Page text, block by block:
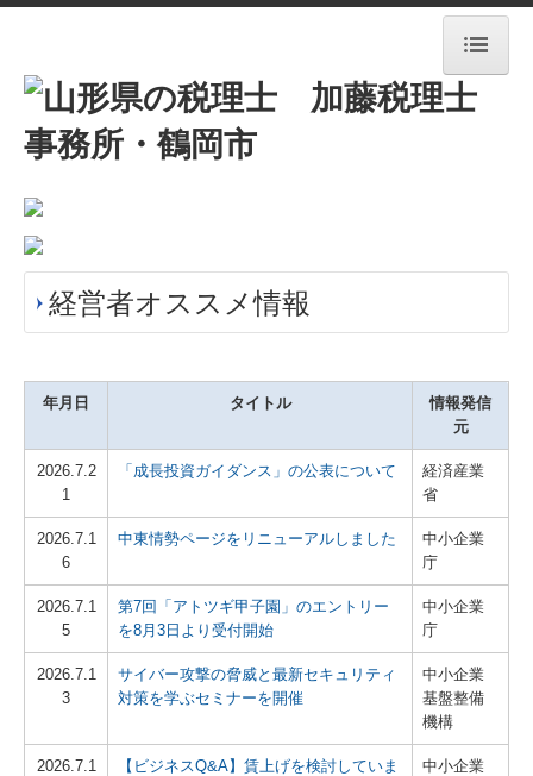
HOME
事務所紹介
業務案内
セミナー・公募情報
ちょっと一息・・・
☆FX4 クラウドのご紹介
☆e21まいスターのご紹介
これまで開催したセミナー
お問合せ
経営者オススメ情報
年月日 タイトル
情報発信
元
2026.7.2
1
「成長投資ガイダンス」の公表について
経済産業
省
2026.7.1
6
中東情勢ページをリニューアルしました
中小企業
庁
2026.7.1
5
第7回「アトツギ甲子園」のエントリー
を8月3日より受付開始
中小企業
庁
2026.7.1
3
サイバー攻撃の脅威と最新セキュリティ
対策を学ぶセミナーを開催
中小企業
基盤整備
機構
2026.7.1
【ビジネスQ&A】賃上げを検討していま
中小企業